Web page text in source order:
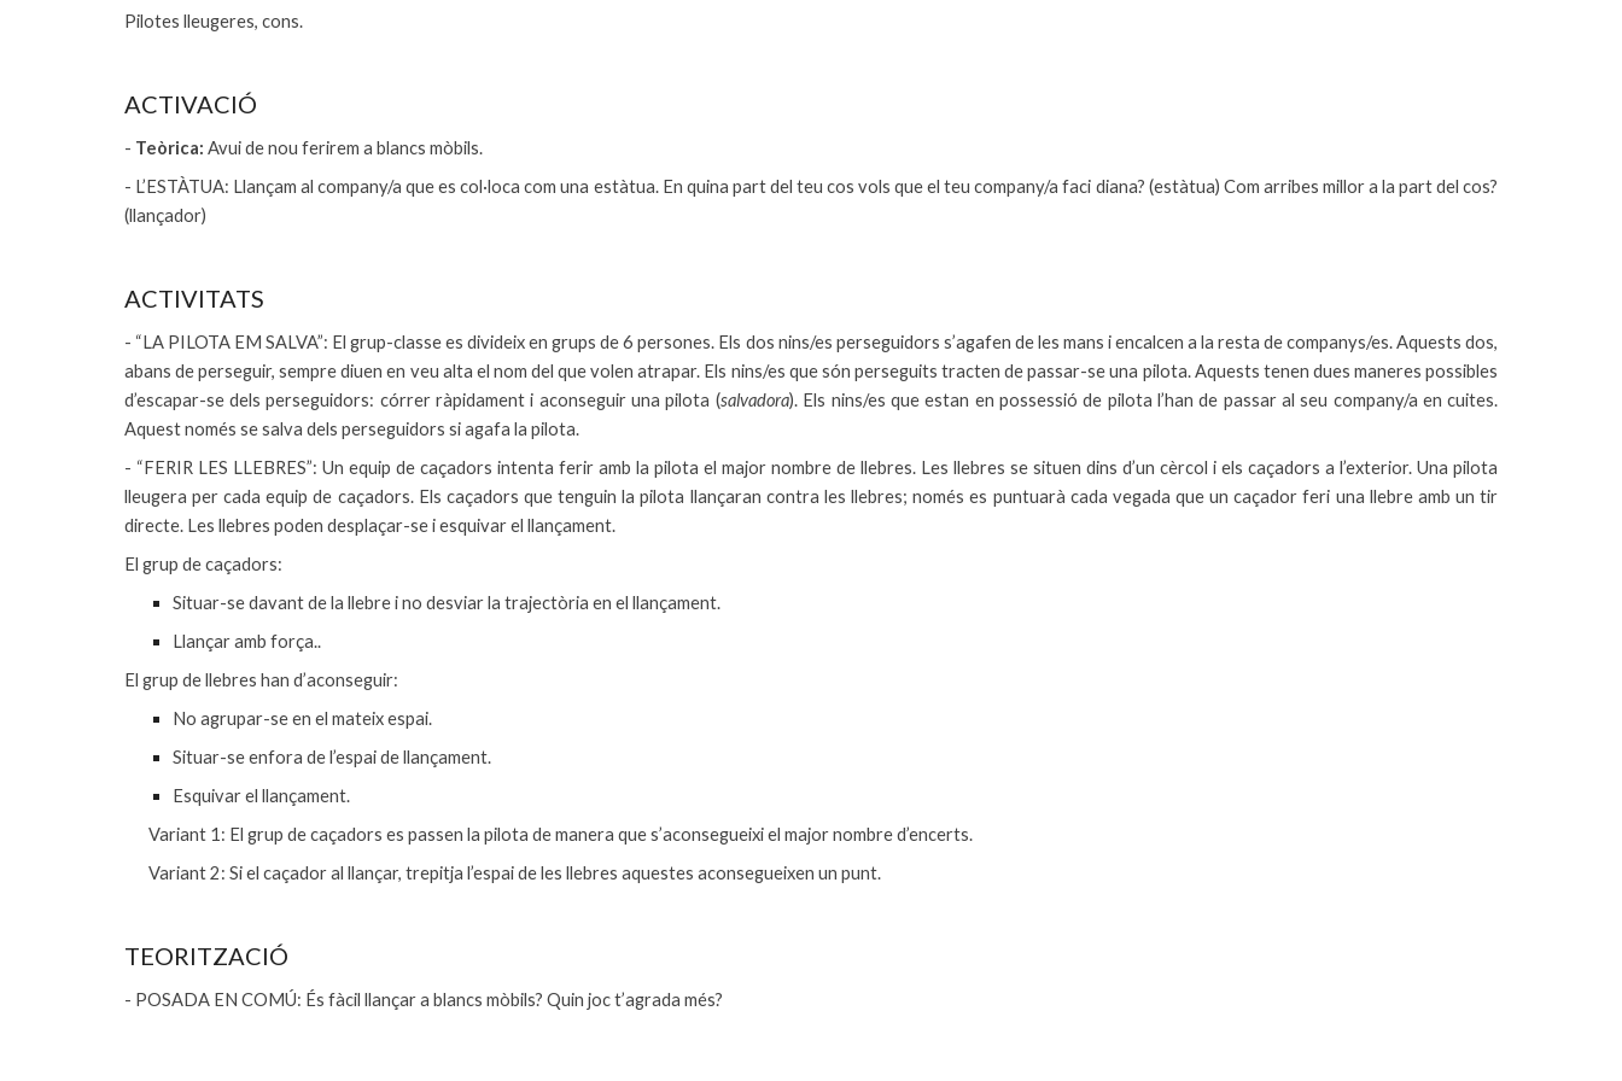
Pilotes lleugeres, cons.
ACTIVACIÓ
- Teòrica: Avui de nou ferirem a blancs mòbils.
- L’ESTÀTUA: Llançam al company/a que es col·loca com una estàtua. En quina part del teu cos vols que el teu company/a faci diana? (estàtua) Com arribes millor a la part del cos?
(llançador)
ACTIVITATS
- “LA PILOTA EM SALVA”: El grup-classe es divideix en grups de 6 persones. Els dos nins/es perseguidors s’agafen de les mans i encalcen a la resta de companys/es. Aquests dos,
abans de perseguir, sempre diuen en veu alta el nom del que volen atrapar. Els nins/es que són perseguits tracten de passar-se una pilota. Aquests tenen dues maneres possibles
d’escapar-se dels perseguidors: córrer ràpidament i aconseguir una pilota (salvadora). Els nins/es que estan en possessió de pilota l’han de passar al seu company/a en cuites.
Aquest només se salva dels perseguidors si agafa la pilota.
- “FERIR LES LLEBRES”: Un equip de caçadors intenta ferir amb la pilota el major nombre de llebres. Les llebres se situen dins d’un cèrcol i els caçadors a l’exterior. Una pilota
lleugera per cada equip de caçadors. Els caçadors que tenguin la pilota llançaran contra les llebres; només es puntuarà cada vegada que un caçador feri una llebre amb un tir
directe. Les llebres poden desplaçar-se i esquivar el llançament.
El grup de caçadors:
Situar-se davant de la llebre i no desviar la trajectòria en el llançament.
Llançar amb força..
El grup de llebres han d’aconseguir:
No agrupar-se en el mateix espai.
Situar-se enfora de l’espai de llançament.
Esquivar el llançament.
Variant 1: El grup de caçadors es passen la pilota de manera que s’aconsegueixi el major nombre d’encerts.
Variant 2: Si el caçador al llançar, trepitja l’espai de les llebres aquestes aconsegueixen un punt.
TEORITZACIÓ
- POSADA EN COMÚ: És fàcil llançar a blancs mòbils? Quin joc t’agrada més?